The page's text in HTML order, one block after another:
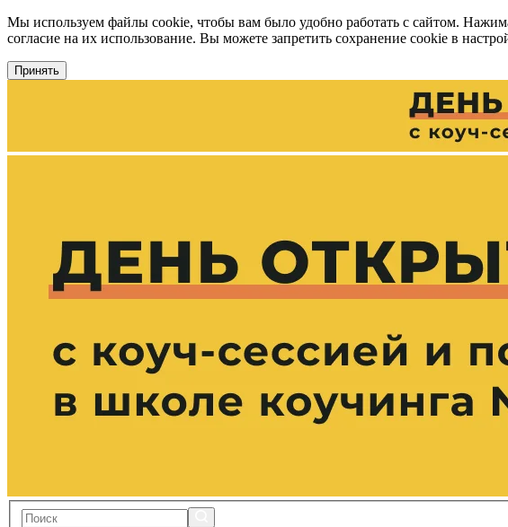
Мы используем файлы cookie, чтобы вам было удобно работать с сайтом.
согласие на их использование. Вы можете запретить сохранение cookie в
Принять